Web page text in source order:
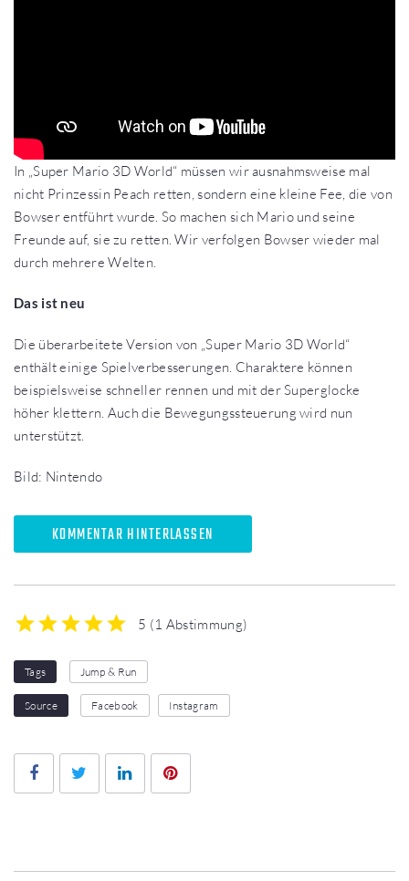
In „Super Mario 3D World“ müssen wir ausnahmsweise mal
nicht Prinzessin Peach retten, sondern eine kleine Fee, die von
Bowser entführt wurde. So machen sich Mario und seine
Freunde auf, sie zu retten. Wir verfolgen Bowser wieder mal
durch mehrere Welten.
Das ist neu
Die überarbeitete Version von „Super Mario 3D World“
enthält einige Spielverbesserungen. Charaktere können
beispielsweise schneller rennen und mit der Superglocke
höher klettern. Auch die Bewegungssteuerung wird nun
unterstützt.
Bild: Nintendo
KOMMENTAR HINTERLASSEN
5 (1 Abstimmung)
Tags Jump & Run
Source Facebook Instagram
FacebookTwitter LinkedIn